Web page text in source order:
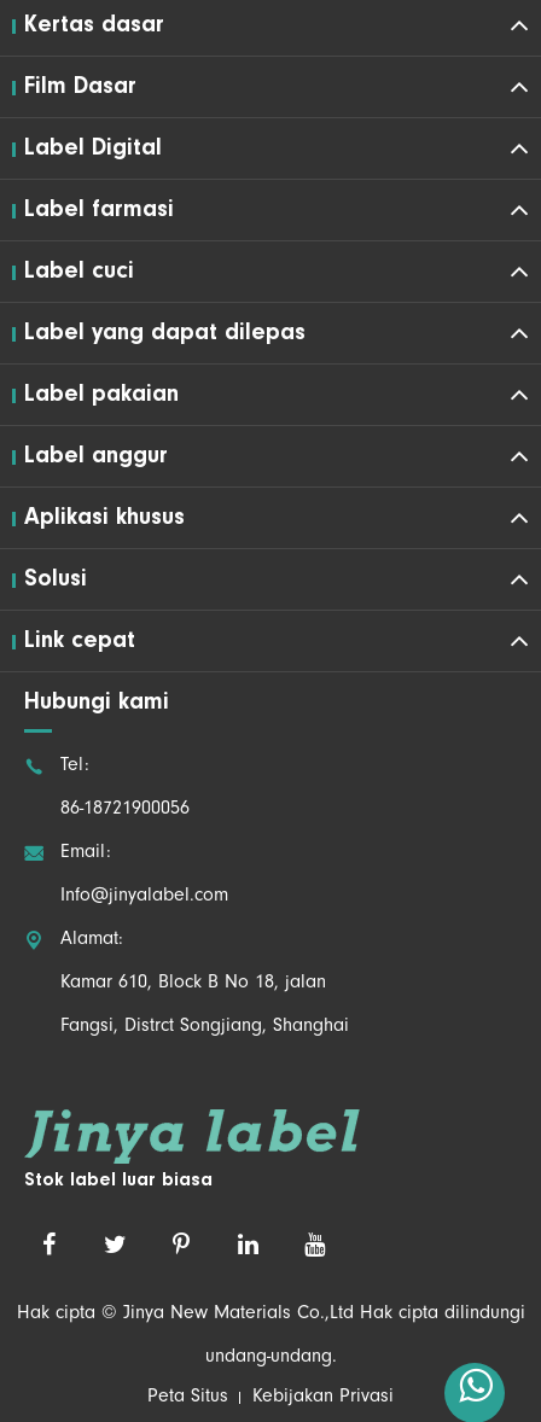
Kertas dasar
Film Dasar
Label Digital
Label farmasi
Label cuci
Label yang dapat dilepas
Label pakaian
Label anggur
Aplikasi khusus
Solusi
Link cepat
Hubungi kami
 Tel:
86-18721900056
 Email:
Info@jinyalabel.com
 Alamat:
Kamar 610, Block B No 18, jalan
Fangsi, Distrct Songjiang, Shanghai
Stok label luar biasa
Hak cipta © Jinya New Materials Co.,Ltd Hak cipta dilindungi
undang-undang.
Peta Situs Kebijakan Privasi